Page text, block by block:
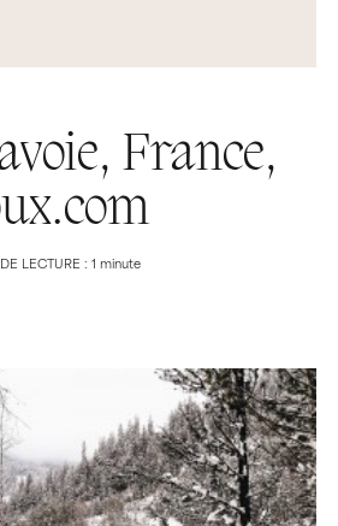
France,
DE LECTURE : 1 minute